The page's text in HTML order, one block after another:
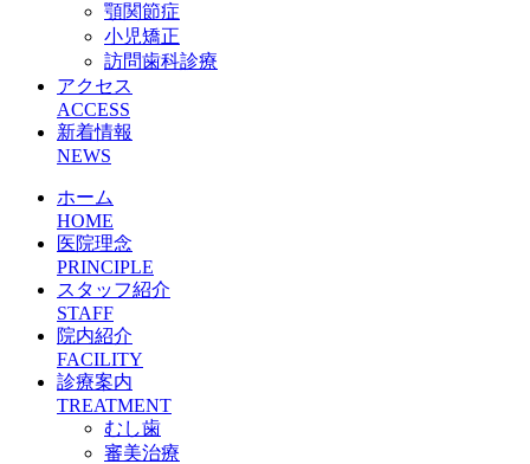
顎関節症
小児矯正
訪問歯科診療
アクセス
ACCESS
新着情報
NEWS
ホーム
HOME
医院理念
PRINCIPLE
スタッフ紹介
STAFF
院内紹介
FACILITY
診療案内
TREATMENT
むし歯
審美治療